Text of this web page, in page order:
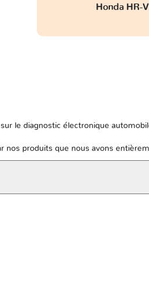
Honda HR-
le diagnostic électronique
nos produits que nous avons